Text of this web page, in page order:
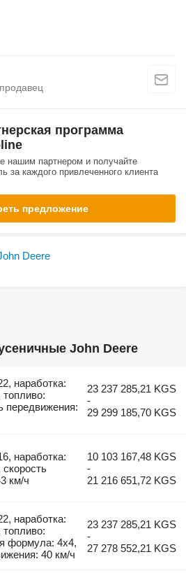
программа
нашим партнером и получайте
за каждого привлеченного клиента
предложение
Deere
John Deere
наработка:
передвижения:
23 237 285,21 KGS
-
29 299 185,70 KGS
наработка:
км/ч
10 103 167,48 KGS
-
21 216 651,72 KGS
наработка:
топливо:
формула: 4x4,
40 км/ч
23 237 285,21 KGS
-
27 278 552,21 KGS